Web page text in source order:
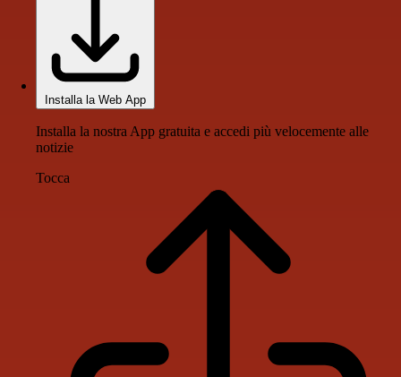
Installa la Web App
Installa la nostra App gratuita e accedi più velocemente alle
notizie
Tocca